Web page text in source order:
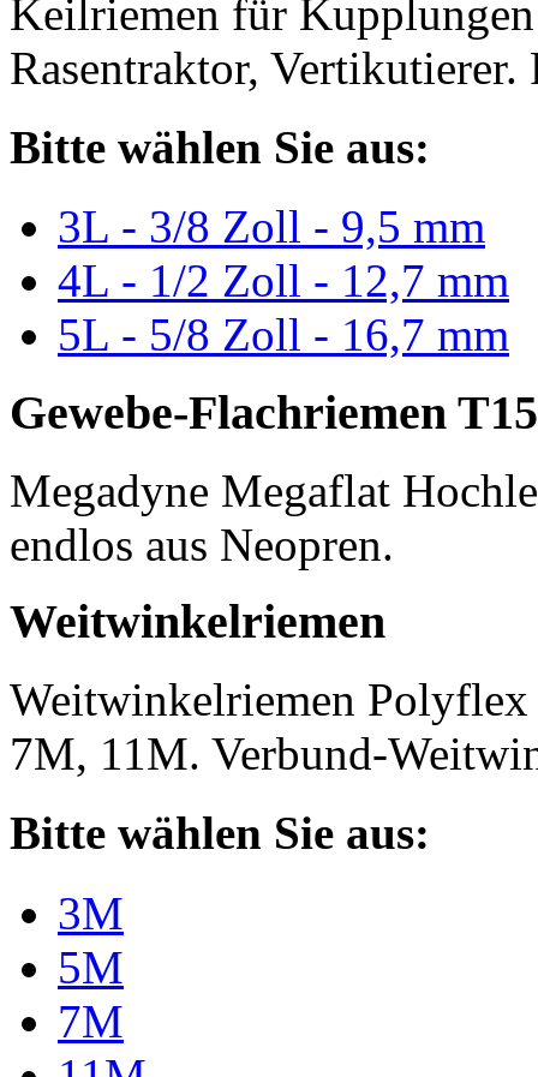
Keilriemen für Kupplungen
Rasentraktor,
Bitte wählen Sie aus:
3L - 3/8 Zoll - 9,5 mm
4L - 1/2 Zoll - 12,7 mm
5L - 5/8 Zoll - 16,7 mm
Gewebe-Flachriemen
Megadyne Megaflat
endlos aus Neopren.
Weitwinkelriemen
Weitwinkelriemen
7M, 11M. Verbund-
Bitte wählen Sie aus:
3M
5M
7M